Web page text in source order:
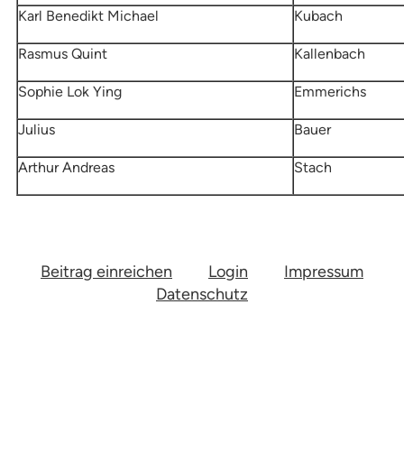
Karl Benedikt Michael Kubach
Rasmus Quint Kallenbach
Sophie Lok Ying Emmerichs
Julius Bauer
Arthur Andreas Stach
Beitrag einreichen Login
Impressum
Datenschutz